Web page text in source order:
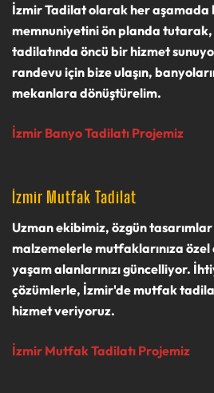
İzmir Tadilat olarakher aşamada
memnuniyetini ön planda
tadilatında öncü bir hizmet
randevu için bize ulaşın,
mekanlara dönüştürelim.
İzmir Banyo Tadilatı Projemiz
İzmir Mutfak Tadilat
Uzman ekibimiz, özgün
malzemelerle mutfaklarınıza
yaşam alanlarınızı güncelliyor.
çözümlerle, İzmir'de mutfak
hizmet veriyoruz.
İzmir Mutfak Tadilatı Projemiz